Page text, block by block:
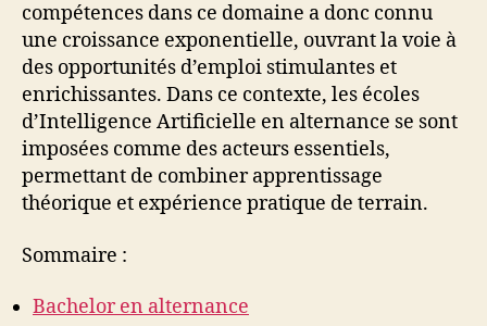
compétences dans ce domaine a donc connu
une croissance exponentielle, ouvrant la voie à
des opportunités d’emploi stimulantes et
enrichissantes. Dans ce contexte, les écoles
d’Intelligence Artificielle en alternance se sont
imposées comme des acteurs essentiels,
permettant de combiner apprentissage
théorique et expérience pratique de terrain.
Sommaire :
Bachelor en alternance